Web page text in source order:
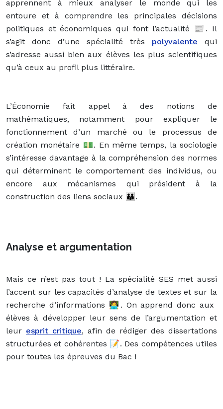
apprennent à mieux analyser le monde qui les
entoure et à comprendre les principales décisions
politiques et économiques qui font l’actualité 📰. Il
s’agit donc d’une spécialité très polyvalente qui
s’adresse aussi bien aux élèves les plus scientifiques
qu’à ceux au profil plus littéraire.
L’Économie fait appel à des notions de
mathématiques, notamment pour expliquer le
fonctionnement d’un marché ou le processus de
création monétaire 💵. En même temps, la sociologie
s’intéresse davantage à la compréhension des normes
qui déterminent le comportement des individus, ou
encore aux mécanismes qui président à la
construction des liens sociaux 👪.
Analyse et argumentation
Mais ce n’est pas tout ! La spécialité SES met aussi
l’accent sur les capacités d’analyse de textes et sur la
recherche d’informations 👩‍💻. On apprend donc aux
élèves à développer leur sens de l’argumentation et
leur esprit critique, afin de rédiger des dissertations
structurées et cohérentes 📝. Des compétences utiles
pour toutes les épreuves du Bac !